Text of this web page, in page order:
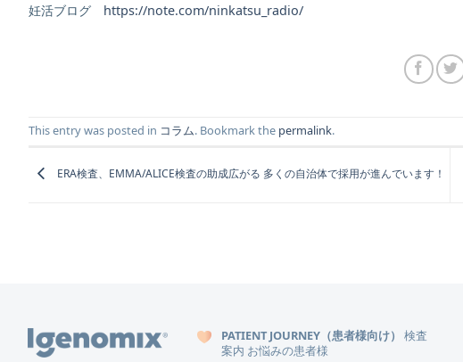
妊活ブログ https://note.com/ninkatsu_radio/
This entry was posted in コラム. Bookmark the permalink.
ERA検査、EMMA/ALICE検査の助成広がる 多くの自治体で採用が進んでいます！
PATIENT JOURNEY（患者様向け）
検査
案内 お悩みの患者様